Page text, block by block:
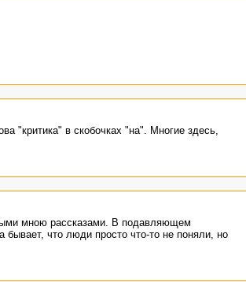
"критика" в скобочках "на". Многие здесь,
мною рассказами. В подавляющем
бывает, что люди просто что-то не поняли, но